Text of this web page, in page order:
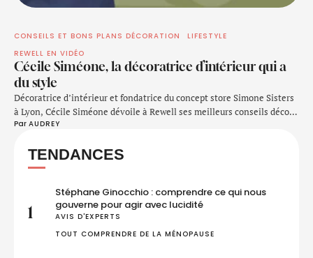
CONSEILS ET BONS PLANS DÉCORATION
LIFESTYLE
REWELL EN VIDÉO
Cécile Siméone, la décoratrice d’intérieur qui a
du style
Décoratrice d’intérieur et fondatrice du concept store Simone Sisters
à Lyon, Cécile Siméone dévoile à Rewell ses meilleurs conseils déco,
ses tips beauté et bien-être et revient sur la manière dont elle aborde
elle ! "En somme, je préfère en avoir moins …
Par AUDREY
TENDANCES
1
Stéphane Ginocchio : comprendre ce qui nous
gouverne pour agir avec lucidité
AVIS D'EXPERTS
TOUT COMPRENDRE DE LA MÉNOPAUSE